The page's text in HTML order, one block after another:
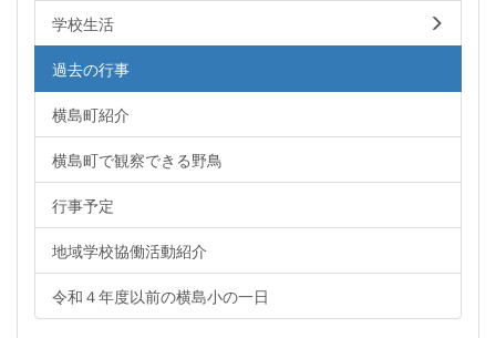
学校生活
過去の行事
横島町紹介
横島町で観察できる野鳥
行事予定
地域学校協働活動紹介
令和４年度以前の横島小の一日